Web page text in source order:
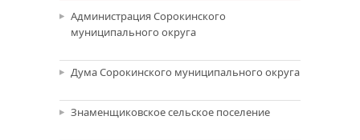
Администрация Сорокинского
муниципального округа
Дума Сорокинского муниципального округа
Знаменщиковское сельское поселение